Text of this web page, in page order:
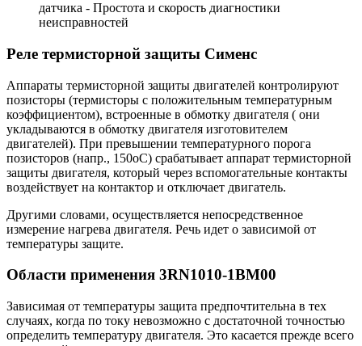
датчика - Простота и скорость диагностики
неисправностей
Реле термисторной защиты Сименс
Аппараты термисторной защиты двигателей контролируют
позисторы (термисторы с положительным температурным
коэффициентом), встроенные в обмотку двигателя ( они
укладываются в обмотку двигателя изготовителем
двигателей). При превышении температурного порога
позисторов (напр., 150oС) срабатывает аппарат термисторной
защиты двигателя, который через вспомогательные контакты
воздействует на контактор и отключает двигатель.
Другими словами, осуществляется непосредственное
измерение нагрева двигателя. Речь идет о зависимой от
температуры защите.
Области применения 3RN1010-1BM00
Зависимая от температуры защита предпочтительна в тех
случаях, когда по току невозможно с достаточной точностью
определить температуру двигателя. Это касается прежде всего